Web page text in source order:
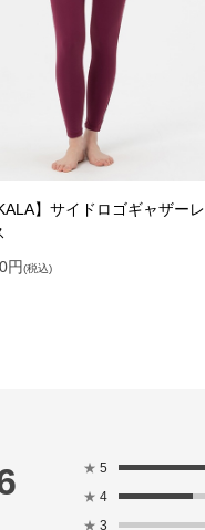
】サイドロゴギャザーレ
円(税込)
★ 5
★ 4
★ 3